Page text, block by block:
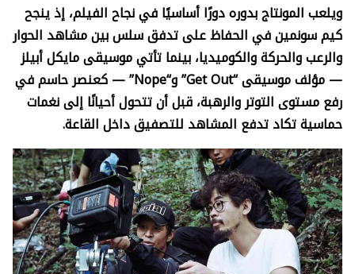
ويلعب المونتاج بدوره دورًا أساسيًا في نجاح الفيلم، إذ ينجح
كيم سونمين في الحفاظ على تدفق سلس بين مشاهد الحوار
والرعب والحركة والكوميديا، بينما تأتي موسيقى مايكل أبيلز
— مؤلف موسيقى “Get Out” و“Nope” —
كعنصر حاسم في
رفع مستوى التوتر والرهبة، قبل أن تتحول أحيانًا إلى نغمات
حماسية تكاد تدفع المشاهد للتصفيق داخل القاعة.